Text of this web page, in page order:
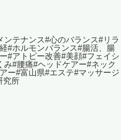
テナンス#心のバランス#リラ
#ホルモンバランス#腸活、腸
#アトピー改善#美顔#フェイシ
#腰痛#ヘッドケアー#ネック
ー#富山県#エステ#マッサージ
究所